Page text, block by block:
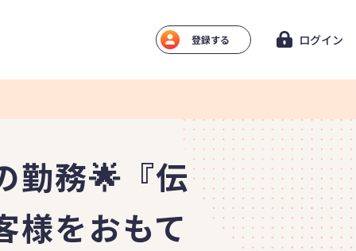
登録する ログイン
勤務🌟『伝
様をおもて